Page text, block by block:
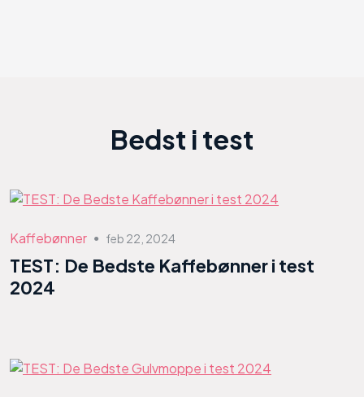
Bedst i test
Kaffebønner ● feb 22, 2024
TEST: De Bedste Kaffebønner i test
2024